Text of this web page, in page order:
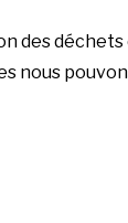
des déchets
nous